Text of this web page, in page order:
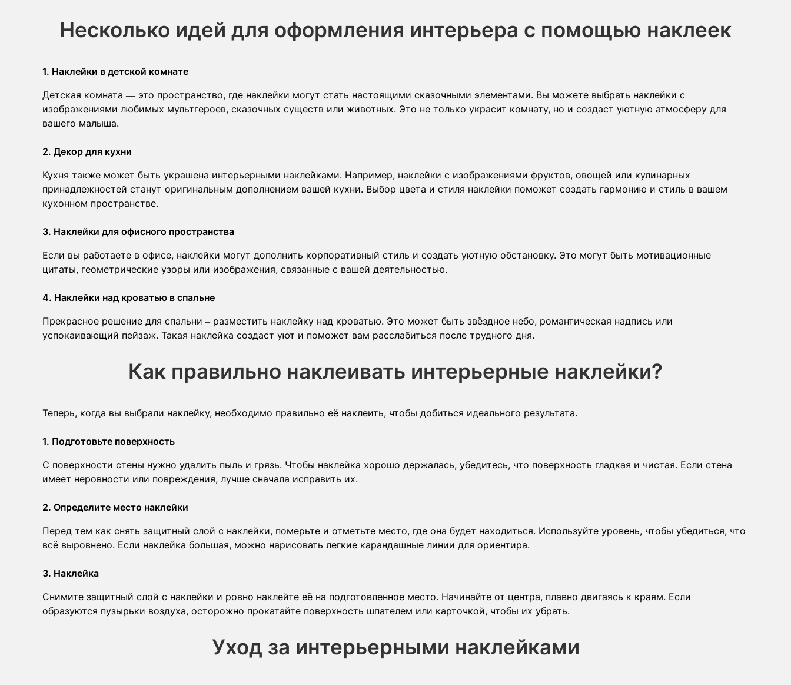
Несколько идей для оформления интерьера с помощью наклеек
1. Наклейки в детской комнате
Детская комната — это пространство, где наклейки могут стать настоящими сказочными элементами. Вы можете выбрать наклейки с
изображениями любимых мультгероев, сказочных существ или животных. Это не только украсит комнату, но и создаст уютную атмосферу для
вашего малыша.
2. Декор для кухни
Кухня также может быть украшена интерьерными наклейками. Например, наклейки с изображениями фруктов, овощей или кулинарных
принадлежностей станут оригинальным дополнением вашей кухни. Выбор цвета и стиля наклейки поможет создать гармонию и стиль в вашем
кухонном пространстве.
3. Наклейки для офисного пространства
Если вы работаете в офисе, наклейки могут дополнить корпоративный стиль и создать уютную обстановку. Это могут быть мотивационные
цитаты, геометрические узоры или изображения, связанные с вашей деятельностью.
4. Наклейки над кроватью в спальне
Прекрасное решение для спальни – разместить наклейку над кроватью. Это может быть звёздное небо, романтическая надпись или
успокаивающий пейзаж. Такая наклейка создаст уют и поможет вам расслабиться после трудного дня.
Как правильно наклеивать интерьерные наклейки?
Теперь, когда вы выбрали наклейку, необходимо правильно её наклеить, чтобы добиться идеального результата.
1. Подготовьте поверхность
С поверхности стены нужно удалить пыль и грязь. Чтобы наклейка хорошо держалась, убедитесь, что поверхность гладкая и чистая. Если стена
имеет неровности или повреждения, лучше сначала исправить их.
2. Определите место наклейки
Перед тем как снять защитный слой с наклейки, померьте и отметьте место, где она будет находиться. Используйте уровень, чтобы убедиться, что
всё выровнено. Если наклейка большая, можно нарисовать легкие карандашные линии для ориентира.
3. Наклейка
Снимите защитный слой с наклейки и ровно наклейте её на подготовленное место. Начинайте от центра, плавно двигаясь к краям. Если
образуются пузырьки воздуха, осторожно прокатайте поверхность шпателем или карточкой, чтобы их убрать.
Уход за интерьерными наклейками